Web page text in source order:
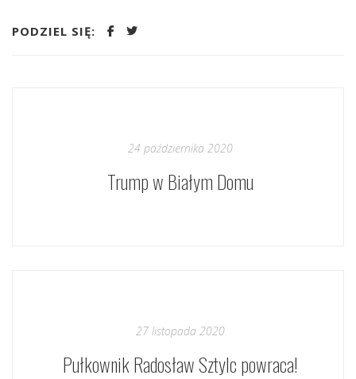
PODZIEL SIĘ:
24 października 2020
Trump w Białym Domu
27 listopada 2020
Pułkownik Radosław Sztylc powraca!